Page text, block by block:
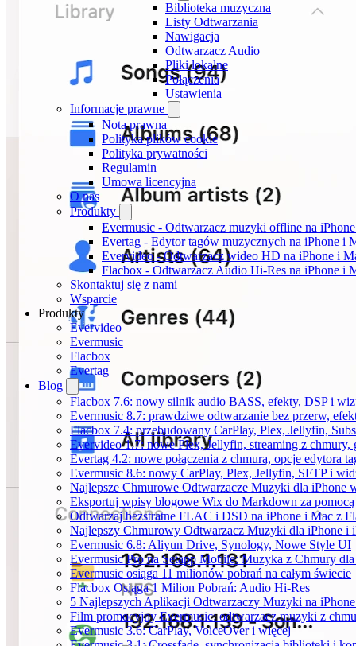
Biblioteka muzyczna
Listy Odtwarzania
Nawigacja
Odtwarzacz Audio
Pliki lokalne
Połączenia
Ustawienia
Informacje prawne
Nota prawna
Polityka plików cookie
Polityka prywatności
Regulamin
Umowa licencyjna
O nas
Produkty
Evermusic - Odtwarzacz muzyki offline na
Evertag - Edytor tagów muzycznych na iPhone i
Evervideo - Odtwarzacz wideo HD na iPhone i
Flacbox - Odtwarzacz Audio Hi-Res na iPhone i
Skontaktuj się z nami
Wsparcie
Produkty
Evervideo
Evermusic
Flacbox
Evertag
Blog
Flacbox 7.6: nowy silnik audio BASS, efekty, DSP i
Evermusic 8.7: prawdziwe odtwarzanie bez przerw,
Flacbox 7.4: przebudowany CarPlay, Plex, Jellyfin,
Evervideo 1.7: nowe Plex, Jellyfin, streaming z chmury,
Evertag 4.2: nowe połączenia z chmurą, opcje edytora
Evermusic 8.6: nowy CarPlay, Plex, Jellyfin, SFTP i
Najlepsze Chmurowe Odtwarzacze Muzyki dla iPhone
Eksportuj wpisy blogowe Wix do Markdown za
Odtwarzaj bezstratne FLAC i DSD na iPhone i Mac z
Najlepszy Chmurowy Odtwarzacz Muzyki dla iPhone i
Evermusic 6.8: Aliyun Drive, Synology, Nowe Style UI
Evermusic Pro na Setapp Mobile: Muzyka z Chmury
Evermusic osiąga 11 milionów pobrań na całym świecie
Flacbox Osiąga 1 Milion Pobrań: Audio Hi-Res
5 Najlepszych Aplikacji Odtwarzaczy Muzyki na
Film promocyjny Evermusic: odtwarzacz muzyki z
Evermusic 3.6: CarPlay, VoiceOver i więcej